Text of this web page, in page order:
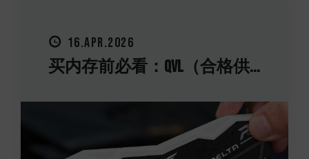
16.APR.2026
买内存前必看：QVL（合格供...